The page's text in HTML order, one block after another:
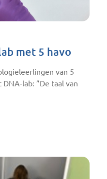
met 5 havo
van 5
lab: ”De taal van